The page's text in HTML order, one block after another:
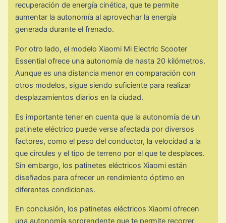
recuperación de energía cinética, que te permite
aumentar la autonomía al aprovechar la energía
generada durante el frenado.
Por otro lado, el modelo Xiaomi Mi Electric Scooter
Essential ofrece una autonomía de hasta 20 kilómetros.
Aunque es una distancia menor en comparación con
otros modelos, sigue siendo suficiente para realizar
desplazamientos diarios en la ciudad.
Es importante tener en cuenta que la autonomía de un
patinete eléctrico puede verse afectada por diversos
factores, como el peso del conductor, la velocidad a la
que circules y el tipo de terreno por el que te desplaces.
Sin embargo, los patinetes eléctricos Xiaomi están
diseñados para ofrecer un rendimiento óptimo en
diferentes condiciones.
En conclusión, los patinetes eléctricos Xiaomi ofrecen
una autonomía sorprendente que te permite recorrer